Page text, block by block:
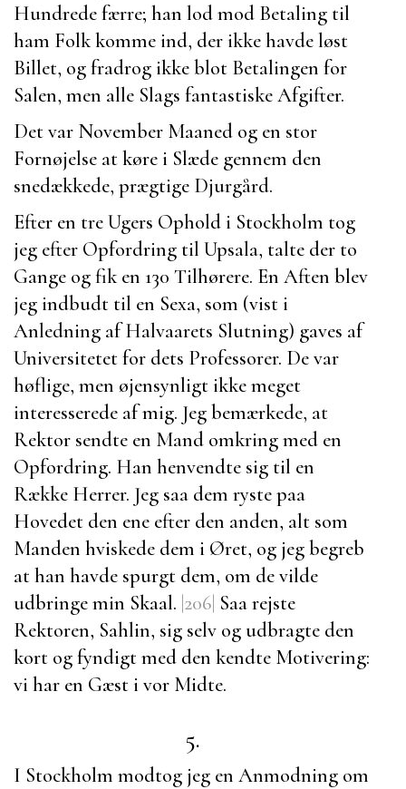
Hundrede færre; han lod mod Betaling til
ham Folk komme ind, der ikke havde løst
Billet, og fradrog ikke blot Betalingen for
Salen, men alle Slags fantastiske Afgifter.
Det var November Maaned og en stor
Fornøjelse at køre i Slæde gennem den
snedækkede, prægtige Djurgård.
Efter en tre Ugers Ophold i Stockholm tog
jeg efter Opfordring til Upsala, talte der to
Gange og fik en 130 Tilhørere. En Aften blev
jeg indbudt til en Sexa, som (vist i
Anledning af Halvaarets Slutning) gaves af
Universitetet for dets Professorer. De var
høflige, men øjensynligt ikke meget
interesserede af mig. Jeg bemærkede, at
Rektor sendte en Mand omkring med en
Opfordring. Han henvendte sig til en
Række Herrer. Jeg saa dem ryste paa
Hovedet den ene efter den anden, alt som
Manden hviskede dem i Øret, og jeg begreb
at han havde spurgt dem, om de vilde
udbringe min Skaal. |206| Saa rejste
Rektoren, Sahlin, sig selv og udbragte den
kort og fyndigt med den kendte Motivering:
vi har en Gæst i vor Midte.
5.
I Stockholm modtog jeg en Anmodning om